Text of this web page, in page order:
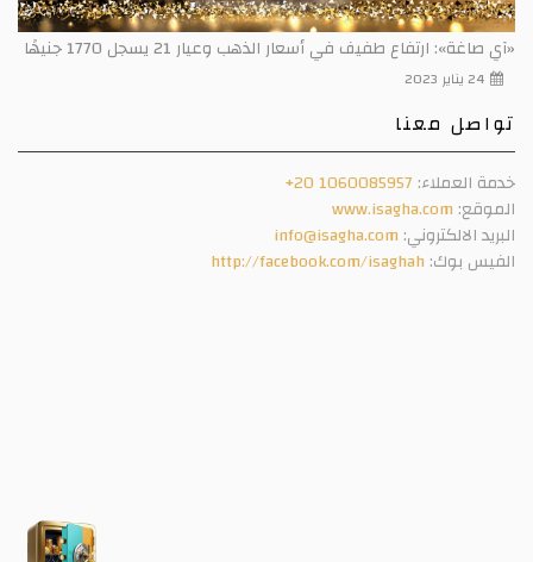
«آي صاغة»: ارتفاع طفيف في أسعار الذهب وعيار 21 يسجل 1770 جنيهًا
24 يناير 2023
تواصل معنا
خدمة العملاء: +20 1060085957
الموقع: www.isagha.com
البريد الالكتروني: info@isagha.com
الفيس بوك: http://facebook.com/isaghah